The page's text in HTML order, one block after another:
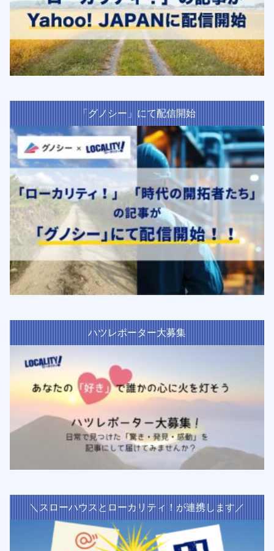
「グノシー」にて配信開始
ハツレポーター大募集
＼スローハウスとローカリティ！が連携します／